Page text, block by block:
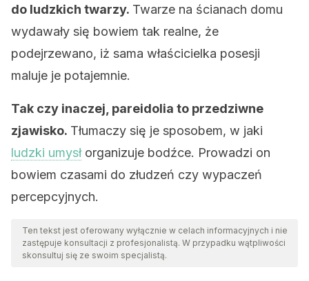
do ludzkich twarzy. Twarze na ścianach domu
wydawały się bowiem tak realne, że
podejrzewano, iż sama właścicielka posesji
maluje je potajemnie.
Tak czy inaczej, pareidolia to przedziwne
zjawisko. Tłumaczy się je sposobem, w jaki
ludzki umysłorganizuje bodźce. Prowadzi on
bowiem czasami do złudzeń czy wypaczeń
percepcyjnych.
Ten tekst jest oferowany wyłącznie w celach informacyjnych i nie
zastępuje konsultacji z profesjonalistą. W przypadku wątpliwości
skonsultuj się ze swoim specjalistą.